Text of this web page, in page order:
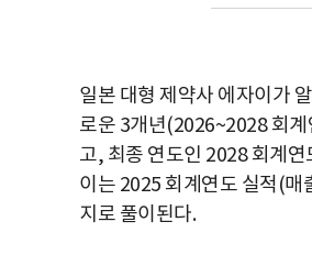
일본 대형 제약사 에자이가
로운 3개년(2026~2028 회계
고, 최종 연도인 2028 회계
이는 2025 회계연도 실적(매
지로 풀이된다.